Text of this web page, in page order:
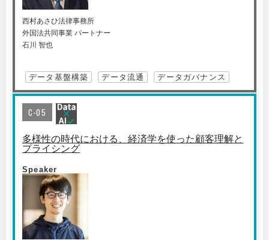
西村あさひ法律事務所
外国法共同事業 パートナー
石川 智也
データ基盤構築 データ流通 データガバナンス
C-05
多様性の時代における、経済学を使った顧客理解と
プライシング
Speaker